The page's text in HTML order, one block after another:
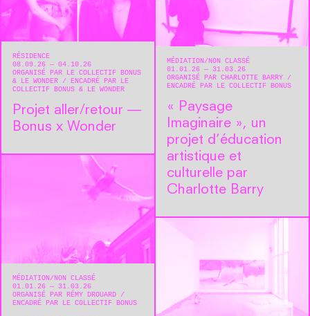
RÉSIDENCE
08.09.26 — 04.10.26
ORGANISÉ PAR LE COLLECTIF BONUS
& LE WONDER
ENCADRÉ PAR LE
COLLECTIF BONUS & LE WONDER
Projet aller/retour —
Bonus x Wonder
MÉDIATION
NON CLASSÉ
01.01.26 — 31.03.26
ORGANISÉ PAR CHARLOTTE BARRY
ENCADRÉ PAR LE COLLECTIF BONUS
« Paysage
Imaginaire », un
projet d’éducation
artistique et
culturelle par
Charlotte Barry
MÉDIATION
NON CLASSÉ
01.01.26 — 31.03.26
ORGANISÉ PAR RÉMY DROUARD
ENCADRÉ PAR LE COLLECTIF BONUS